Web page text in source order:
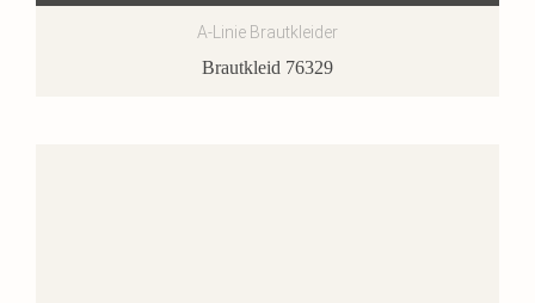
A-Linie Brautkleider
Brautkleid 76329